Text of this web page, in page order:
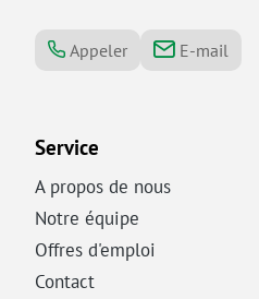
Appeler E-mail
Service
A propos de nous
Notre équipe
Offres d'emploi
Contact